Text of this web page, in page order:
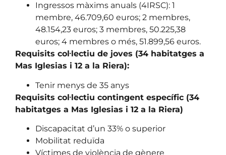
Ingressos màxims anuals (4IRSC): 1
membre, 46.709,60 euros; 2 membres,
48.154,23 euros; 3 membres, 50.225,38
euros; 4 membres o més, 51.899,56 euros.
Requisits col·lectiu de joves (34 habitatges a
Mas Iglesias i 12 a la Riera):
Tenir menys de 35 anys
Requisits col·lectiu contingent específic (34
habitatges a Mas Iglesias i 12 a la Riera)
Discapacitat d’un 33% o superior
Mobilitat reduïda
Víctimes de violència de gènere